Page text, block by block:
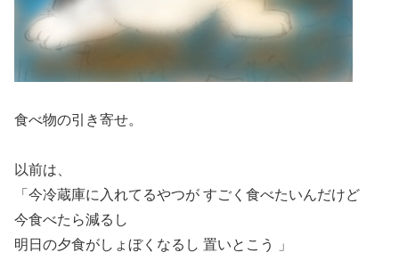
食べ物の引き寄せ。
以前は、
「今冷蔵庫に入れてるやつが すごく食べたいんだけど
今食べたら減るし
明日の夕食がしょぼくなるし 置いとこう 」